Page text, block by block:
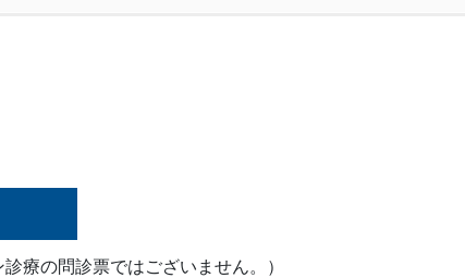
療の問診票ではございません。）